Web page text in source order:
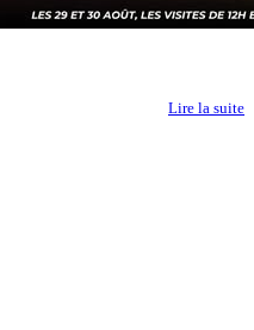
Lire la suite